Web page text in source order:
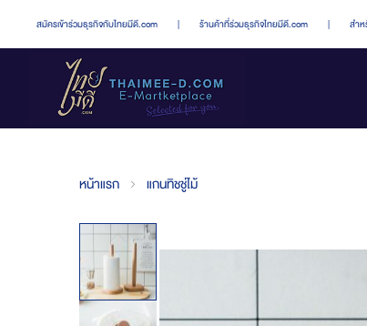
สมัครเข้าร่วมธุรกิจกับไทยมีดี.com | ร้านค้าที่ร่วมธุรกิจไทยมีดี.com | สำ
หน้าแรก แกนทิชชู่ไม้
Skip
the
end
of